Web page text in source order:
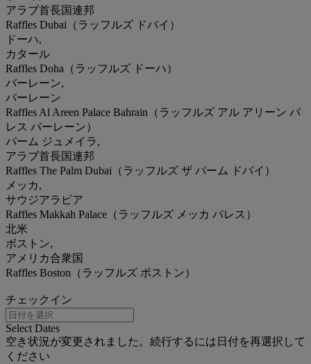
アラブ首長国連邦
Raffles Dubai（ラッフルズ ドバイ）
ドーハ,
カタール
Raffles Doha（ラッフルズ ドーハ）
バーレーン,
バーレーン
Raffles Al Areen Palace Bahrain（ラッフルズ アル アリーン パ
レス バーレーン）
パーム ジュメイラ,
アラブ首長国連邦
Raffles The Palm Dubai（ラッフルズ ザ パーム ドバイ）
メッカ,
サウジアラビア
Raffles Makkah Palace（ラッフルズ メッカ パレス）
北米
ボストン,
アメリカ合衆国
Raffles Boston（ラッフルズ ボストン）
チェックイン
Select Dates
空き状況が変更されました。続行するには日付を再選択して
ください